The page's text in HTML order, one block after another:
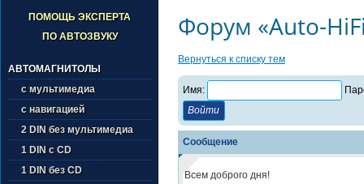
ПОМОЩЬ ЭКСПЕРТА
ПО АВТОЗВУКУ
АВТОМАГНИТОЛЫ
с мультимедиа
с навигацией
2 DIN без мультимедиа
1 DIN с CD
1 DIN без CD
Форум «Auto-
Вернуться к списку тем
Имя:
Сообщение
Всем доброго дня!